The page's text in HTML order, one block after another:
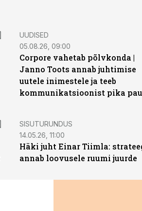
UUDISED
05.08.26, 09:00
Corpore vahetab põlvkonda |
Janno Toots annab juhtimise
uutele inimestele ja teeb
kommunikatsioonist pika
ST
SISUTURUNDUS
14.05.26, 11:00
Häki juht Einar Tiimla:
annab loovusele ruumi juurde